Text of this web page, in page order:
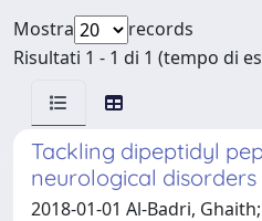
Mostra
records
Risultati 1 - 1 di 1 (tempo di
Tackling dipeptidyl
neurological disorders
2018-01-01 Al-Badri,